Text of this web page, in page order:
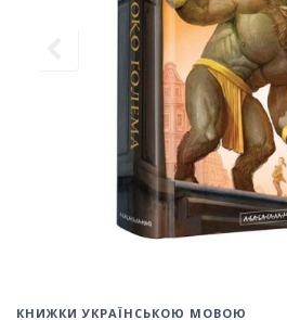
КНИЖКИ УКРАЇНСЬКОЮ МОВОЮ